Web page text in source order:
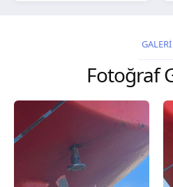
remarks 127 Korea
GALERİ
Fotoğraf